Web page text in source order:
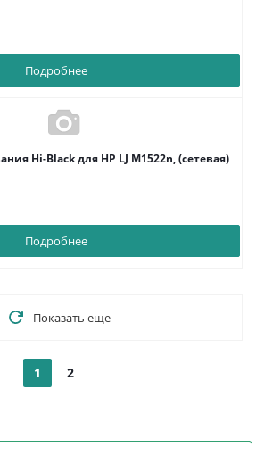
Подробнее
Hi-Black для HP LJ M1522n, (сетевая)
Подробнее
Показать еще
1 2